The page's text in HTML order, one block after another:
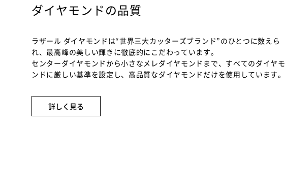
ダイヤモンドの品質
ラザール ダイヤモンドは“世界三大カッターズブランド”のひとつに数えら
れ、最高峰の美しい輝きに徹底的にこだわっています。
センターダイヤモンドから小さなメレダイヤモンドまで、すべてのダイヤモ
ンドに厳しい基準を設定し、高品質なダイヤモンドだけを使用しています。
詳しく見る